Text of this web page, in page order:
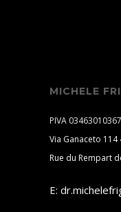
MICHELE
PIVA 03463010367
Via Ganaceto 114
Rue du Rempart
E: